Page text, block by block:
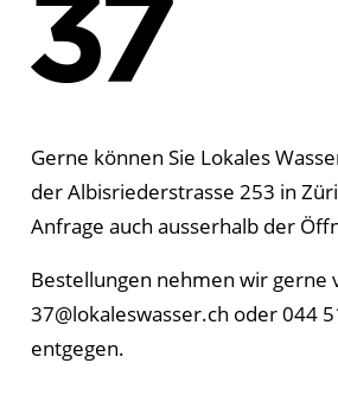
Gerne können Sie Lokales
der Albisriederstrasse 253 in
Anfrage auch ausserhalb der
Bestellungen nehmen wir gerne
37@lokaleswasser.ch oder 044
entgegen.